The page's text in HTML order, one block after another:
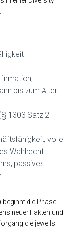
bis zum Alter
1303 Satz 2
volle
Wahlrecht
passives
beginnt die Phase
neuer Fakten und
die jeweils